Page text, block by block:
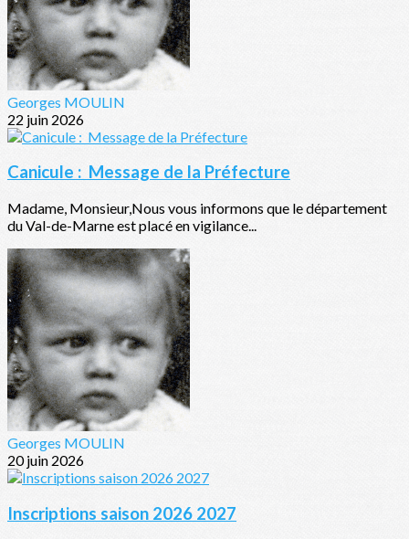
Georges MOULIN
22 juin 2026
Canicule : Message de la Préfecture
Madame, Monsieur,Nous vous informons que le département
du Val-de-Marne est placé en vigilance...
Georges MOULIN
20 juin 2026
Inscriptions saison 2026 2027